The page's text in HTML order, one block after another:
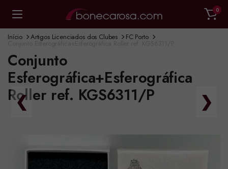
0
Início Artigos Licenciados dos Clubes FC Porto
Conjunto Esferográfica+Esferográfica Roller ref. KGS6311/P
Conjunto
Esferográfica+Esferográfica
Roller ref. KGS6311/P
❮ ❯